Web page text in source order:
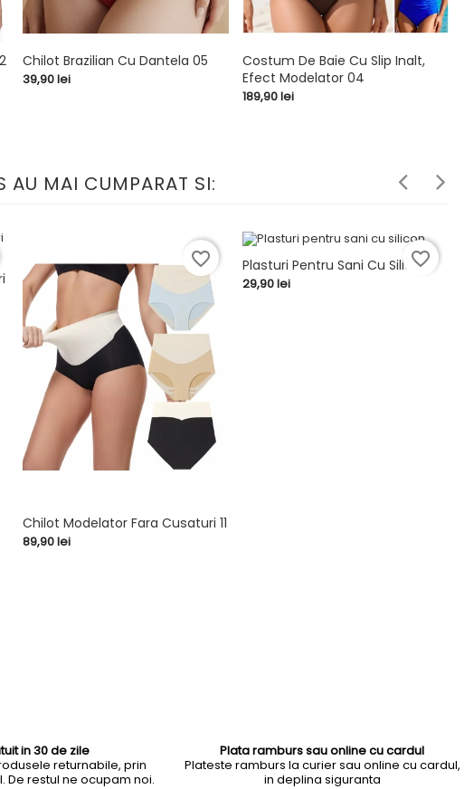
Chilot Brazilian Cu Dantela 05
Pret
39,90 lei
shopping_cart
Costum De Baie Cu Slip Inalt,
Efect Modelator 04
Pret
189,90 lei
shopping_cart 
AU MAI CUMPARAT SI:
Chilot Modelator Fara Cusaturi 11
Pret
89,90 lei
shopping_cart
favorite_border Plasturi Pentru Sani Cu Silicon
Pret
29,90 lei
shopping_cart
favorite_border
in 30 de zile
returnabile, prin
De restul ne ocupam noi.
Plata ramburs sau online cu cardul
Plateste ramburs la curier sau online cu cardul,
in deplina siguranta